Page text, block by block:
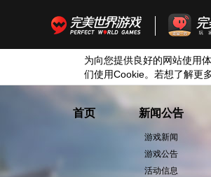
为向您提供良好的网站使用
们使用Cookie。若想了解更
首页 新闻公告
游戏新闻
游戏公告
活动信息